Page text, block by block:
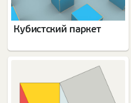
Кубистский паркет